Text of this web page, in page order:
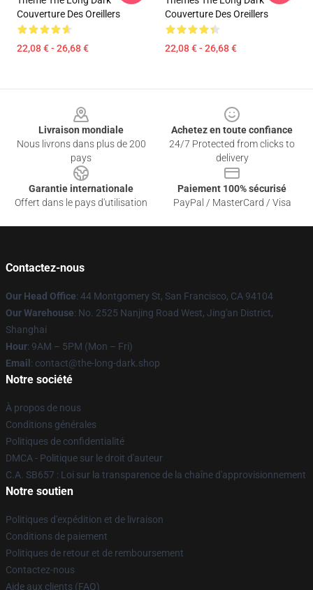
Couverture Des Oreillers
22,08 € - 26,68 €
Couverture Des Oreillers
22,08 € - 26,68 €
Livraison mondiale
Nous livrons dans plus de 200
pays
Achetez en toute confiance
24/7 Protected from clicks to
delivery
Garantie internationale
Offert dans le pays d'utilisation
Paiement 100% sécurisé
PayPal / MasterCard / Visa
Contactez-nous
Our Head Office: 44 Montgomery St, San Francisco, CA 94104
Our Warehouse: No. 2525 Nanjing Road West, Jing'an District,
Shanghai
Hour: 9AM – 5PM (Mon – Fri)
Email : contact@the-long-dark.shop
Notre société
À propos de nous
Conditions générales
Politiques de confidentialité
DMCA - Politique sur le droit d'auteur
C.A. SB657 : Loi sur la transparence de la chaîne d'approvisionnement
Notre soutien
Politiques d'expédition et de livraison
Conditions de paiement
Politiques de retour et de remboursement
Contactez-nous
Aide aux clients (FAQ)